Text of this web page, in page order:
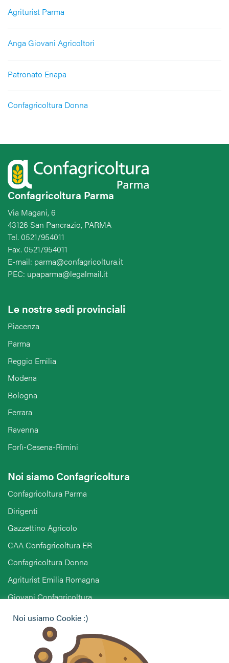
Agriturist Parma
Anga Giovani Agricoltori
Patronato Enapa
Confagricoltura Donna
Confagricoltura Parma
Via Magani, 6
43126 San Pancrazio, PARMA
Tel. 0521/954011
Fax. 0521/954011
E-mail: parma@confagricoltura.it
PEC: upaparma@legalmail.it
Le nostre sedi provinciali
Piacenza
Parma
Reggio Emilia
Modena
Bologna
Ferrara
Ravenna
Forlì-Cesena-Rimini
Noi siamo Confagricoltura
Confagricoltura Parma
Dirigenti
Gazzettino Agricolo
CAA Confagricoltura ER
Confagricoltura Donna
Agriturist Emilia Romagna
Giovani Confagricoltura
Pensionati Confagricoltura
Hai bisogno di informazioni?
Vuoi contattarci per ricevere assistenza, lasciare un
Noi usiamo Cookie :)